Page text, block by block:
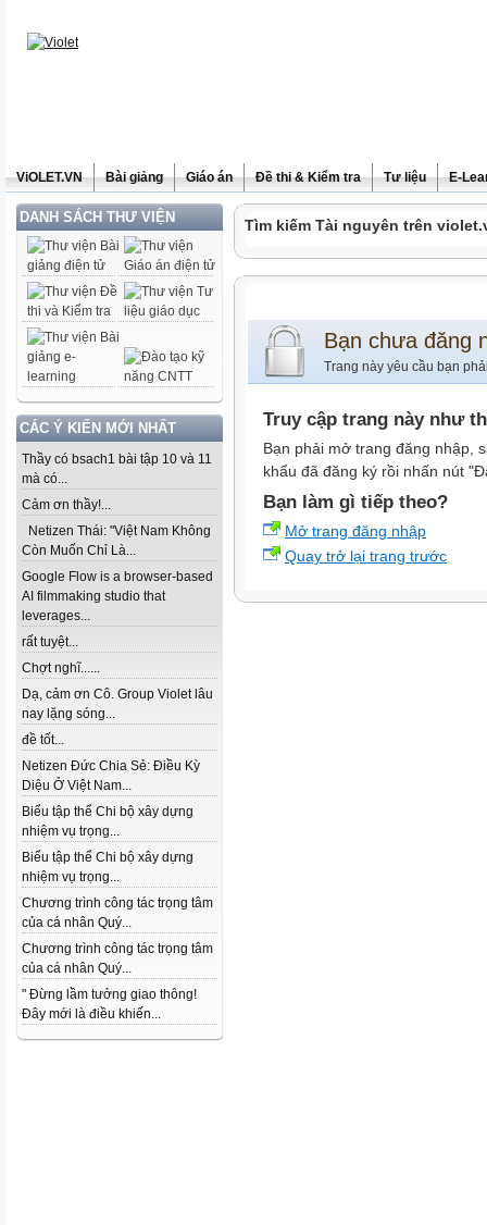
ViOLET.VN Bài giảng Giáo án Đề thi & Kiểm tra Tư liệu E-
DANH SÁCH THƯ VIỆN
CÁC Ý KIẾN MỚI NHẤT
Thầy có bsach1 bài tập 10 và 11
mà có...
Cảm ơn thầy!...
Netizen Thái: "Việt Nam Không
Còn Muốn Chỉ Là...
Google Flow is a browser-based
AI filmmaking studio that
leverages...
rất tuyệt...
Chợt nghĩ......
Dạ, cảm ơn Cô. Group Violet lâu
nay lặng sóng...
đề tốt...
Netizen Đức Chia Sẻ: Điều Kỳ
Diệu Ở Việt Nam...
Biểu tập thể Chi bộ xây dựng
nhiệm vụ trọng...
Biểu tập thể Chi bộ xây dựng
nhiệm vụ trọng...
Chương trình công tác trọng tâm
của cá nhân Quý...
Chương trình công tác trọng tâm
của cá nhân Quý...
" Đừng lầm tưởng giao thông!
Đây mới là điều khiến...
Tìm kiếm Tài nguyên trên
Bạn chưa đăng
Trang này yêu cầu bạn
Truy cập trang này như
Bạn phải mở trang đăng nhập,
khẩu đã đăng ký rồi nhấn nút
Bạn làm gì tiếp theo?
Mở trang đăng nhập
Quay trở lại trang trước